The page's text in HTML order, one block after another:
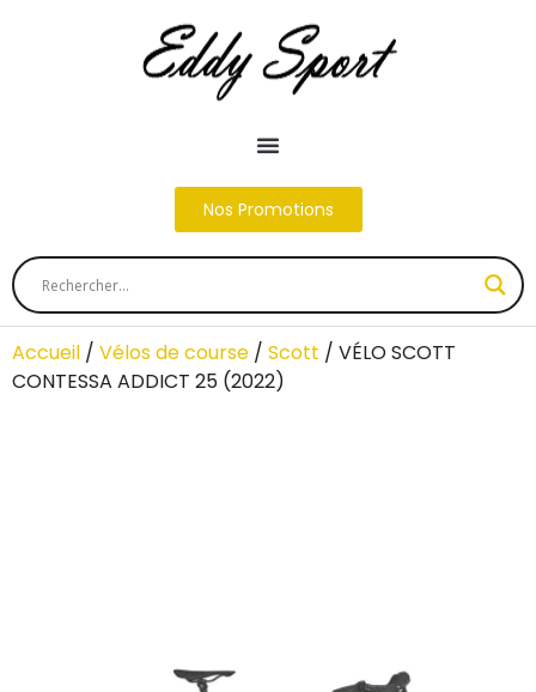
Nos Promotions
Accueil / Vélos de course / Scott / VÉLO SCOTT
CONTESSA ADDICT 25 (2022)